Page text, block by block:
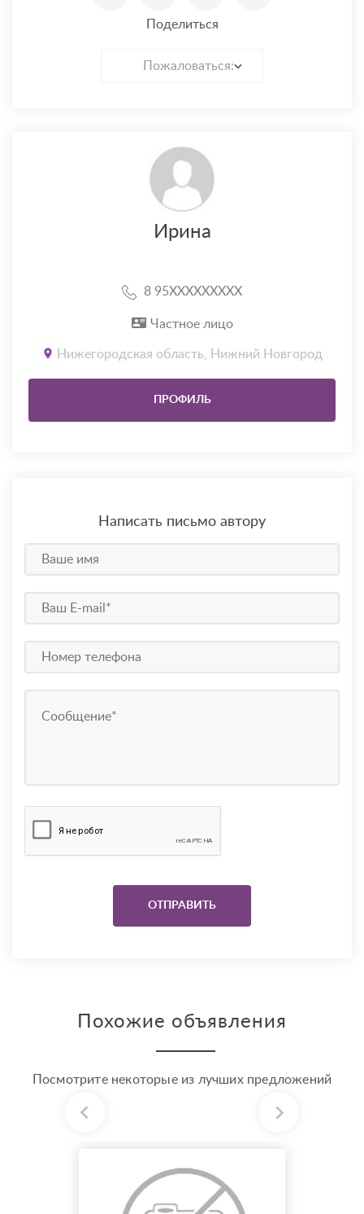
Поделиться
Пожаловаться:
Ирина
8 95XXXXXXXXX
Частное лицо
Нижегородская область, Нижний Новгород
ПРОФИЛЬ
Написать письмо автору
Похожие объявления
Посмотрите некоторые из лучших предложений